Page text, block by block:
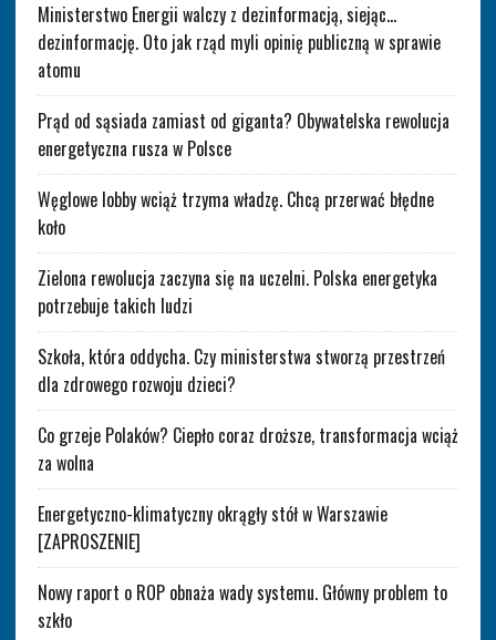
Ministerstwo Energii walczy z dezinformacją, siejąc…
dezinformację. Oto jak rząd myli opinię publiczną w sprawie
atomu
Prąd od sąsiada zamiast od giganta? Obywatelska rewolucja
energetyczna rusza w Polsce
Węglowe lobby wciąż trzyma władzę. Chcą przerwać błędne
koło
Zielona rewolucja zaczyna się na uczelni. Polska energetyka
potrzebuje takich ludzi
Szkoła, która oddycha. Czy ministerstwa stworzą przestrzeń
dla zdrowego rozwoju dzieci?
Co grzeje Polaków? Ciepło coraz droższe, transformacja wciąż
za wolna
Energetyczno-klimatyczny okrągły stół w Warszawie
[ZAPROSZENIE]
Nowy raport o ROP obnaża wady systemu. Główny problem to
szkło